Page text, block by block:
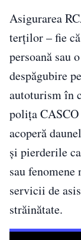
Asigurarea
terților – fie
persoană sau
despăgubire
autoturism în
polița CASCO
acoperă
și pierderile
sau
servicii de
străinătate.